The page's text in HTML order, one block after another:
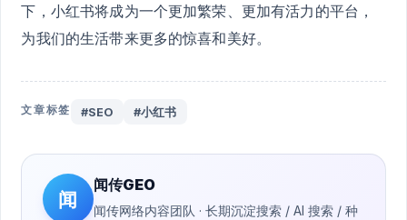
下，小红书将成为一个更加繁荣、更加有活力的平台，
为我们的生活带来更多的惊喜和美好。
文章标签 #SEO #小红书
闻
闻传GEO
闻传网络内容团队 · 长期沉淀搜索 / AI 搜索 / 种